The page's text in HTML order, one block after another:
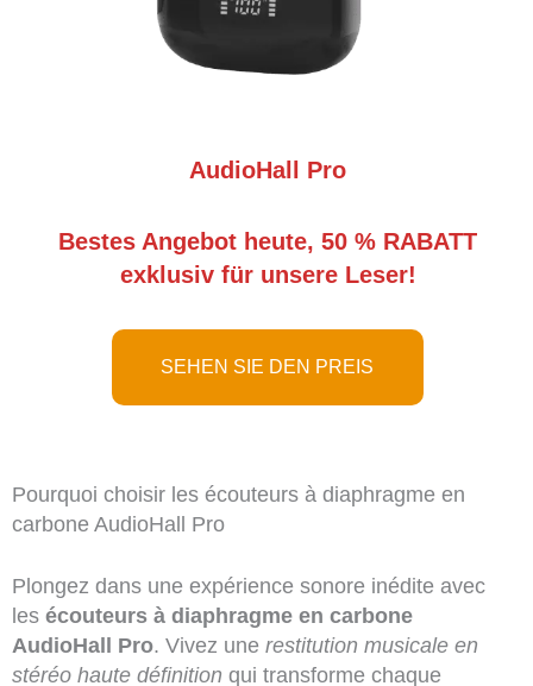
AudioHall Pro
Bestes Angebot heute, 50 % RABATT
exklusiv für unsere Leser!
SEHEN SIE DEN PREIS
Pourquoi choisir les écouteurs à diaphragme en
carbone AudioHall Pro
Plongez dans une expérience sonore inédite avec
les écouteurs à diaphragme en carbone
AudioHall Pro. Vivez une restitution musicale en
stéréo haute définition qui transforme chaque